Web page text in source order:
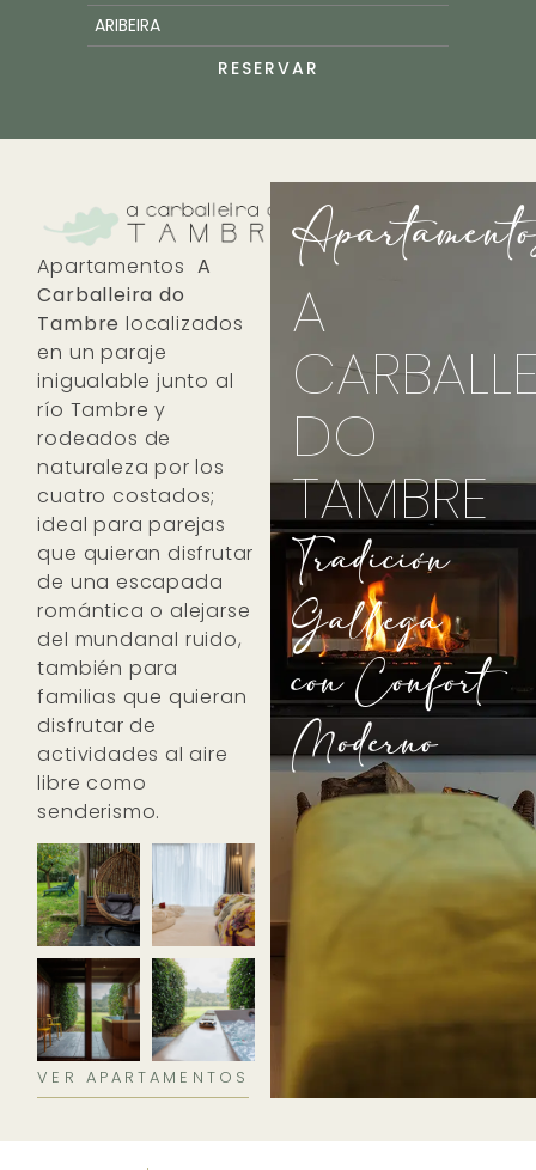
RESERVAR
Apartamentos A
Carballeira do
Tambre localizados
en un paraje
inigualable junto al
río Tambre y
rodeados de
naturaleza por los
cuatro costados;
ideal para parejas
que quieran disfrutar
de una escapada
romántica o alejarse
del mundanal ruido,
también para
familias que quieran
disfrutar de
actividades al aire
libre como
senderismo.
VER APARTAMENTOS
A
DO
TAMBRE
Tradición
Gallega
con Confort
Moderno